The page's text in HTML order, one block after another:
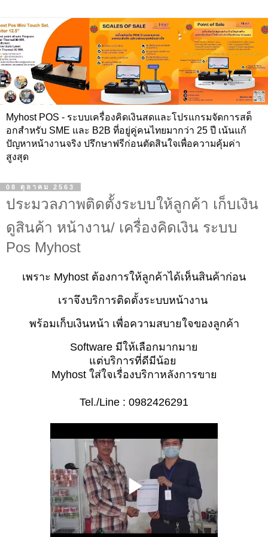
Myhost POS - ระบบเครื่องคิดเงินสดและโปรแกรมจัดการสต็
อกสำหรับ SME และ B2B ที่อยู่คู่คนไทยมากว่า 25 ปี เน้นแก้
ปัญหาหน้างานจริง ปรึกษาฟรีก่อนตัดสินใจเพื่อความคุ้มค่า
สูงสุด
08 ตุลาคม 2563
ประมวลภาพติดตั้งระบบให้ลูกค้า เก็บเงิน
ดูสินค้า หน้างาน/ เครื่องคิดเงิน ระบบ
Pos Myhost
เพราะ Myhost ต้องการให้ลูกค้าได้เห็นสินค้าก่อน
เราจึงบริการติดตั้งระบบหน้างาน
พร้อมเก็บเงินหน้า เพื่อความสบายใจของลูกค้า
Software มีให้เลือกมากมาย
แต่บริการที่ดีมีน้อย
Myhost ใส่ใจเรื่องบริกาหลังการขาย
Tel./Line : 0982426291